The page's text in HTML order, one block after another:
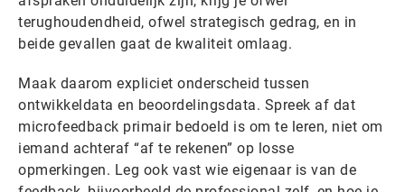
terughoudendheid, ofwel strategisch gedrag, en in
beide gevallen gaat de kwaliteit omlaag.
Maak daarom expliciet onderscheid tussen
ontwikkeldata en beoordelingsdata. Spreek af dat
microfeedback primair bedoeld is om te leren, niet om
iemand achteraf “af te rekenen” op losse
opmerkingen. Leg ook vast wie eigenaar is van de